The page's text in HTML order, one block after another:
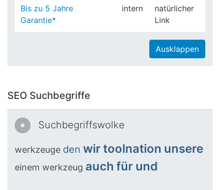
Bis zu 5 Jahre
Garantie*
intern
natürlicher
Link
Ausklappen
SEO Suchbegriffe
Suchbegriffswolke
werkzeuge den wir toolnation unsere
einem werkzeug auch für und